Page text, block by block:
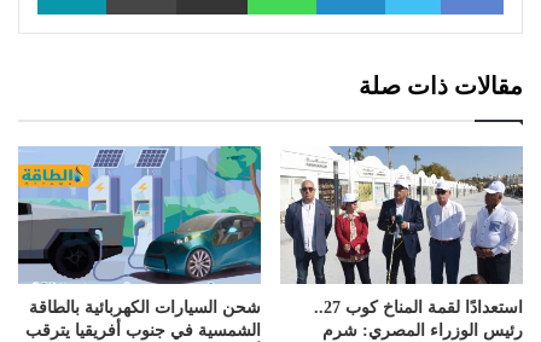
مقالات ذات صلة
استعدادًا لقمة المناخ كوب 27..
رئيس الوزراء المصري: شرم
شحن السيارات الكهربائية بالطاقة
الشمسية في جنوب أفريقيا يترقب